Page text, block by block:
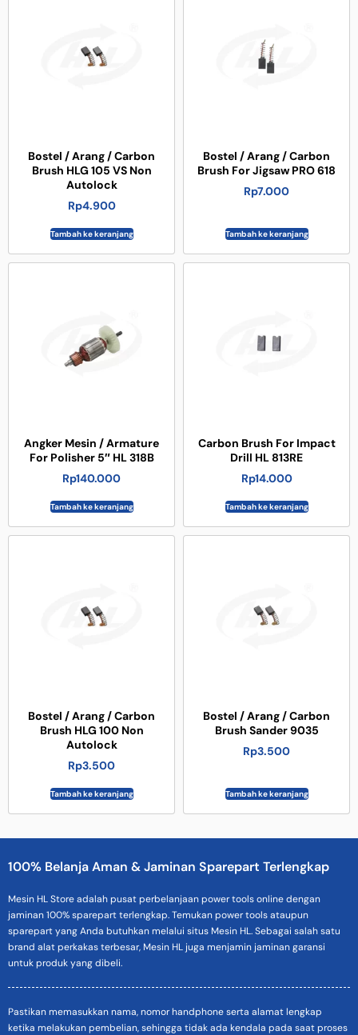
Bostel / Arang / Carbon
Brush HLG 105 VS Non
Autolock
Rp4.900
Tambah ke keranjang
Bostel / Arang / Carbon
Brush For Jigsaw PRO 618
Rp7.000
Tambah ke keranjang
Angker Mesin / Armature
For Polisher 5″ HL 318B
Rp140.000
Tambah ke keranjang
Carbon Brush For Impact
Drill HL 813RE
Rp14.000
Tambah ke keranjang
Bostel / Arang / Carbon
Brush HLG 100 Non
Autolock
Rp3.500
Tambah ke keranjang
Bostel / Arang / Carbon
Brush Sander 9035
Rp3.500
Tambah ke keranjang
100% Belanja Aman & Jaminan Sparepart Terlengkap
Mesin HL Store adalah pusat perbelanjaan power tools online dengan
jaminan 100% sparepart terlengkap. Temukan power tools ataupun
sparepart yang Anda butuhkan melalui situs Mesin HL. Sebagai salah satu
brand alat perkakas terbesar, Mesin HL juga menjamin jaminan garansi
untuk produk yang dibeli.
Pastikan memasukkan nama, nomor handphone serta alamat lengkap
ketika melakukan pembelian, sehingga tidak ada kendala pada saat proses